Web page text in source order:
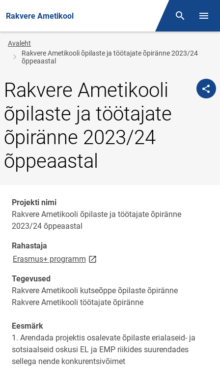
Rakvere Ametikool Otsing
Jälglink
Avaleht
Rakvere Ametikooli õpilaste ja töötajate õpiränne 2023/24
õppeaastal
Rakvere Ametikooli
õpilaste ja töötajate
õpiränne 2023/24
õppeaastal
Projekti nimi
Rakvere Ametikooli õpilaste ja töötajate õpiränne
2023/24 õppeaastal
Rahastaja
Erasmus+ programm link opens on new page
Tegevused
Rakvere Ametikooli kutseõppe õpilaste õpiränne
Rakvere Ametikooli töötajate õpiränne
Eesmärk
1. Arendada projektis osalevate õpilaste erialaseid- ja
sotsiaalseid oskusi EL ja EMP riikides suurendades
sellega nende konkurentsivõimet